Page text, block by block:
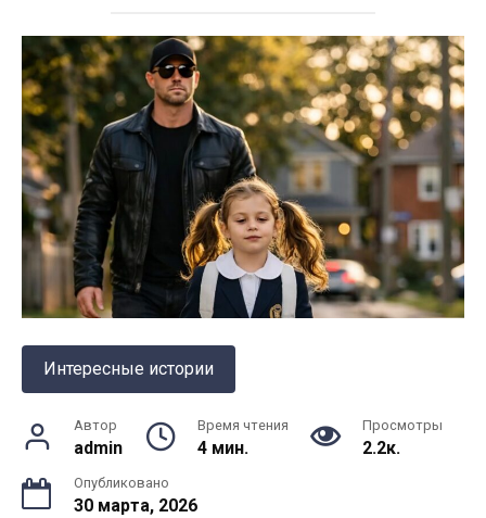
Интересные истории
Автор
admin
Время чтения
4 мин.
Просмотры
2.2к.
Опубликовано
30 марта, 2026